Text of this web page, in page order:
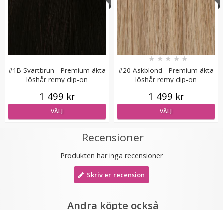
Syntetiskt löshår rakt Gloriatråd dip dye -
119 kr
199 kr
LÄGG I VARUKORG
#1B Svartbrun - Premium äkta
löshår remy clip-on
1 499 kr
VÄLJ
#20 Askblond - Premium äkta
löshår remy clip-on
★ ★ ★ ★ ★
1 499 kr
VÄLJ
Recensioner
Produkten har inga recensioner
Skriv en recension
Andra köpte också